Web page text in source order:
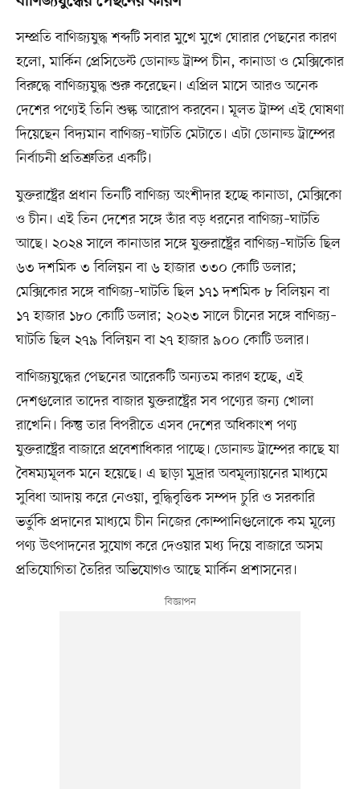
সম্প্রতি বাণিজ্যযুদ্ধ শব্দটি সবার মুখে মুখে ঘোরার পেছনের কারণ
হলো, মার্কিন প্রেসিডেন্ট ডোনাল্ড ট্রাম্প চীন, কানাডা ও মেক্সিকোর
বিরুদ্ধে বাণিজ্যযুদ্ধ শুরু করেছেন। এপ্রিল মাসে আরও অনেক
দেশের পণ্যেই তিনি শুল্ক আরোপ করবেন। মূলত ট্রাম্প এই ঘোষণা
দিয়েছেন বিদ্যমান বাণিজ্য–ঘাটতি মেটাতে। এটা ডোনাল্ড ট্রাম্পের
নির্বাচনী প্রতিশ্রুতির একটি।
যুক্তরাষ্ট্রের প্রধান তিনটি বাণিজ্য অংশীদার হচ্ছে কানাডা, মেক্সিকো
ও চীন। এই তিন দেশের সঙ্গে তাঁর বড় ধরনের বাণিজ্য–ঘাটতি
আছে। ২০২৪ সালে কানাডার সঙ্গে যুক্তরাষ্ট্রের বাণিজ্য–ঘাটতি ছিল
৬৩ দশমিক ৩ বিলিয়ন বা ৬ হাজার ৩৩০ কোটি ডলার;
মেক্সিকোর সঙ্গে বাণিজ্য–ঘাটতি ছিল ১৭১ দশমিক ৮ বিলিয়ন বা
১৭ হাজার ১৮০ কোটি ডলার; ২০২৩ সালে চীনের সঙ্গে বাণিজ্য–
ঘাটতি ছিল ২৭৯ বিলিয়ন বা ২৭ হাজার ৯০০ কোটি ডলার।
বাণিজ্যযুদ্ধের পেছনের আরেকটি অন্যতম কারণ হচ্ছে, এই
দেশগুলোর তাদের বাজার যুক্তরাষ্ট্রের সব পণ্যের জন্য খোলা
রাখেনি। কিন্তু তার বিপরীতে এসব দেশের অধিকাংশ পণ্য
যুক্তরাষ্ট্রের বাজারে প্রবেশাধিকার পাচ্ছে। ডোনাল্ড ট্রাম্পের কাছে যা
বৈষম্যমূলক মনে হয়েছে। এ ছাড়া মুদ্রার অবমূল্যায়নের মাধ্যমে
সুবিধা আদায় করে নেওয়া, বুদ্ধিবৃত্তিক সম্পদ চুরি ও সরকারি
ভর্তুকি প্রদানের মাধ্যমে চীন নিজের কোম্পানিগুলোকে কম মূল্যে
পণ্য উৎপাদনের সুযোগ করে দেওয়ার মধ্য দিয়ে বাজারে অসম
প্রতিযোগিতা তৈরির অভিযোগও আছে মার্কিন প্রশাসনের।